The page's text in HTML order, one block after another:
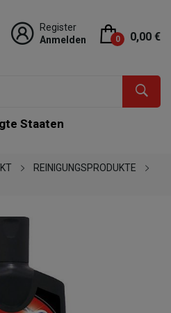
Register
Anmelden
0 0,00 €
Staaten
REINIGUNGSPRODUKTE